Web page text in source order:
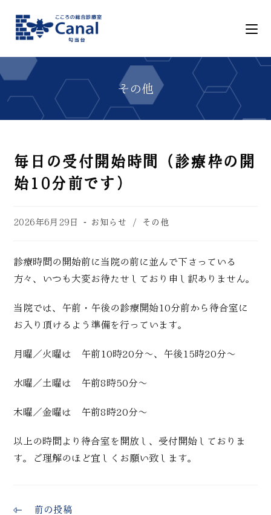
毎日の受付開始時間（診療枠の開
始10分前です）
2026年6月29日 お知らせ / その他
診療時間の開始前に当院の前に並んで下さっている
方々、いつも大変お待たせしており申し訳ありません。
当院では、午前・午後の診療開始10分前から待合室に
お入り頂けるよう準備を行っています。
月曜／火曜は 午前10時20分～、午後15時20分～
水曜／土曜は 午前8時50分～
木曜／金曜は 午前8時20分～
以上の時間より待合室を開放し、受付開始しておりま
す。ご理解のほど宜しくお願い致します。
前の投稿